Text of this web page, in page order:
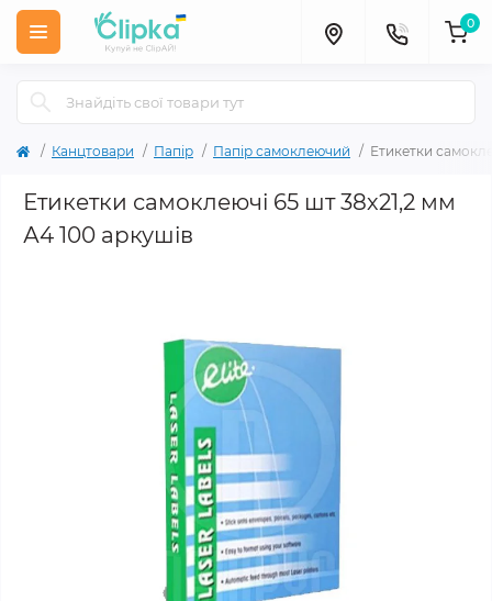
0
Канцтовари Папір Папір самоклеючий Етикетки
Етикетки самоклеючі 65 шт 38х21,2 мм
А4 100 аркушів